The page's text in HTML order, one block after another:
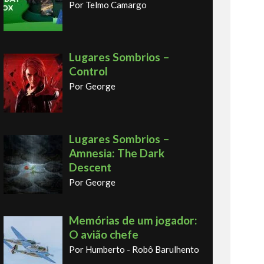
Por Telmo Camargo
Lugares Sombrios –
Control
Por George
Lugares Sombrios –
Amnesia: The Dark
Descent
Por George
Memórias de um jogador:
O avião chefe
Por Humberto - Robô Barulhento